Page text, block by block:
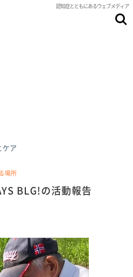
認知症とともにあるウェブメディア
ア
場所
BLG!の活動報告